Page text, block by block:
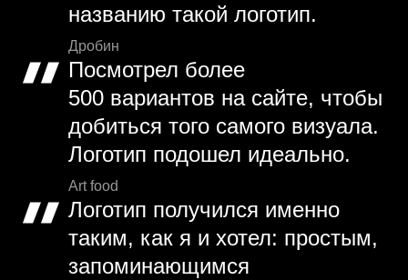
названию такой логотип.
Дробин
Посмотрел более
500 вариантов на сайте, чтобы
добиться того самого визуала.
Логотип подошел идеально.
Art food
Логотип получился именно
таким, как я и хотел: простым,
запоминающимся